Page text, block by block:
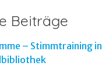
Beiträge
– Stimmtraining in